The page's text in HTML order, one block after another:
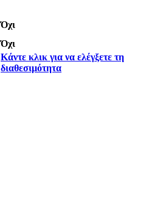
Όχι
Όχι
Κάντε κλικ για να ελέγξετε τη
διαθεσιμότητα